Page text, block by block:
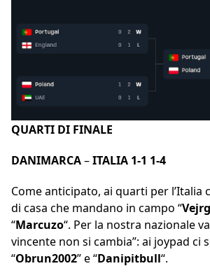
QUARTI DI FINALE
DANIMARCA–ITALIA 1-1 1-4
Come anticipato, ai quarti per l’Italia
di casa che mandano in campo “
“Marcuzo“. Per la nostra nazionale
vincente non si cambia”: ai joypad ci
“Obrun2002” e “Danipitbull“.